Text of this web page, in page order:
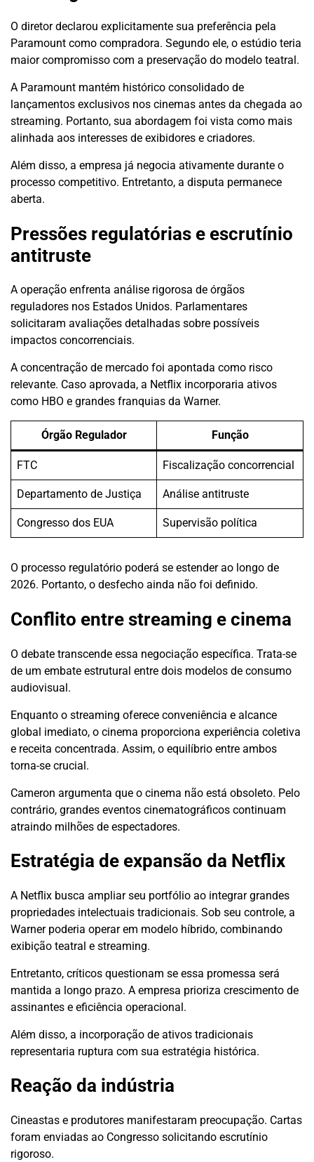
O diretor declarou explicitamente sua preferência pela
Paramount como compradora. Segundo ele, o estúdio teria
maior compromisso com a preservação do modelo teatral.
A Paramount mantém histórico consolidado de
lançamentos exclusivos nos cinemas antes da chegada ao
streaming. Portanto, sua abordagem foi vista como mais
alinhada aos interesses de exibidores e criadores.
Além disso, a empresa já negocia ativamente durante o
processo competitivo. Entretanto, a disputa permanece
aberta.
Pressões regulatórias e escrutínio
antitruste
A operação enfrenta análise rigorosa de órgãos
reguladores nos Estados Unidos. Parlamentares
solicitaram avaliações detalhadas sobre possíveis
impactos concorrenciais.
A concentração de mercado foi apontada como risco
relevante. Caso aprovada, a Netflix incorporaria ativos
como HBO e grandes franquias da Warner.
Órgão Regulador Função
FTC Fiscalização concorrencial
Departamento de Justiça Análise antitruste
Congresso dos EUA Supervisão política
O processo regulatório poderá se estender ao longo de
2026. Portanto, o desfecho ainda não foi definido.
Conflito entre streaming e cinema
O debate transcende essa negociação específica. Trata-se
de um embate estrutural entre dois modelos de consumo
audiovisual.
Enquanto o streaming oferece conveniência e alcance
global imediato, o cinema proporciona experiência coletiva
e receita concentrada. Assim, o equilíbrio entre ambos
torna-se crucial.
Cameron argumenta que o cinema não está obsoleto. Pelo
contrário, grandes eventos cinematográficos continuam
atraindo milhões de espectadores.
Estratégia de expansão da Netflix
A Netflix busca ampliar seu portfólio ao integrar grandes
propriedades intelectuais tradicionais. Sob seu controle, a
Warner poderia operar em modelo híbrido, combinando
exibição teatral e streaming.
Entretanto, críticos questionam se essa promessa será
mantida a longo prazo. A empresa prioriza crescimento de
assinantes e eficiência operacional.
Além disso, a incorporação de ativos tradicionais
representaria ruptura com sua estratégia histórica.
Reação da indústria
Cineastas e produtores manifestaram preocupação. Cartas
foram enviadas ao Congresso solicitando escrutínio
rigoroso.